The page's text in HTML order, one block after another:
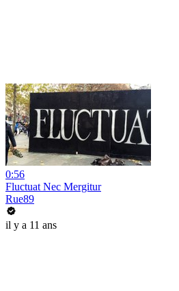
0:56
Fluctuat Nec Mergitur
Rue89
il y a 11 ans